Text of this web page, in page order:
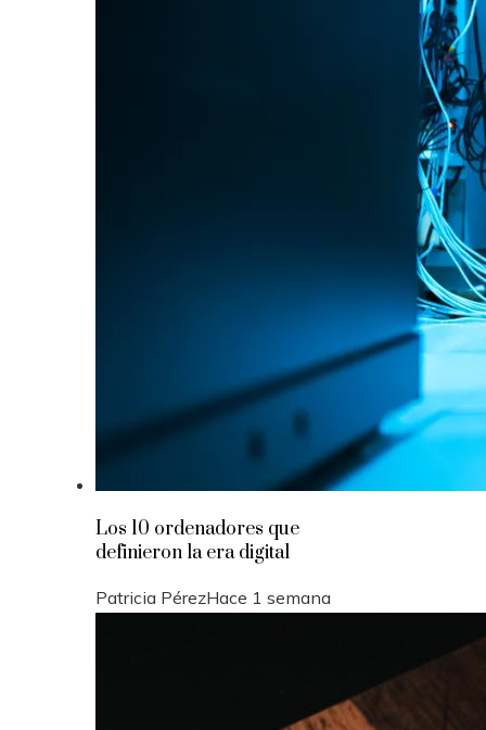
Los 10 ordenadores que
definieron la era digital
Patricia PérezHace 1 semana